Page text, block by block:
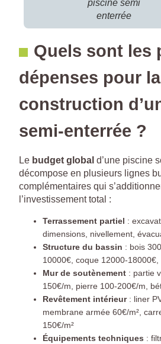
piscine semi
enterrée
Quels sont les
dépenses pour la
construction
semi-enterrée ?
Le budget global d’une piscine
décompose en plusieurs lignes
complémentaires qui
l’investissement total :
Terrassement partiel :
dimensions, nivellement,
Structure du bassin : bois
10000€, coque 12000-
Mur de soutènement : partie
150€/m, pierre 100-200€/m,
Revêtement intérieur: liner
membrane armée 60€/m²,
150€/m²
Équipements techniques :